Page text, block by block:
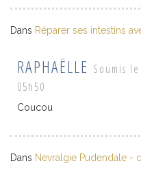
Dans Réparer ses intestins
RAPHAËLLE Soumis
05h50
Coucou
Dans Nevralgie Pudendale -